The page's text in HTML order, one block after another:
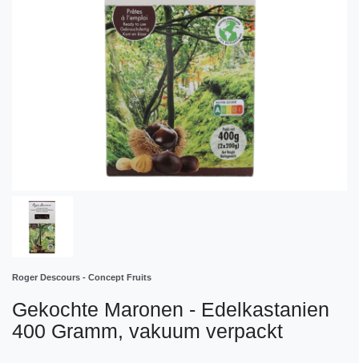
Roger Descours - Concept Fruits
Gekochte Maronen - Edelkastanien
400 Gramm, vakuum verpackt